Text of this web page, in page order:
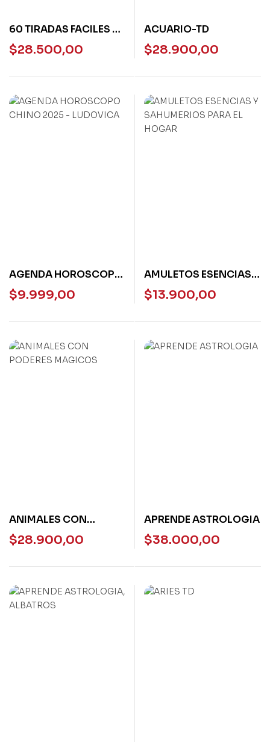
60 TIRADAS FACILES DE
TAROT
$28.500,00
ACUARIO-TD
$28.900,00
AGENDA HOROSCOPO
CHINO 2025 –
LUDOVICA
$9.999,00
AMULETOS ESENCIAS Y
SAHUMERIOS PARA EL
HOGAR
$13.900,00
ANIMALES CON
PODERES MAGICOS
$28.900,00
APRENDE ASTROLOGIA
$38.000,00